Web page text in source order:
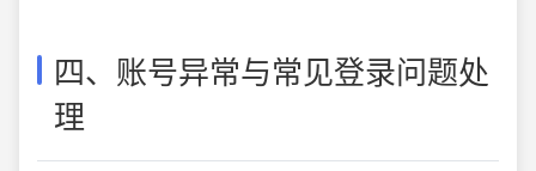
四、账号异常与常见登录问题处
理